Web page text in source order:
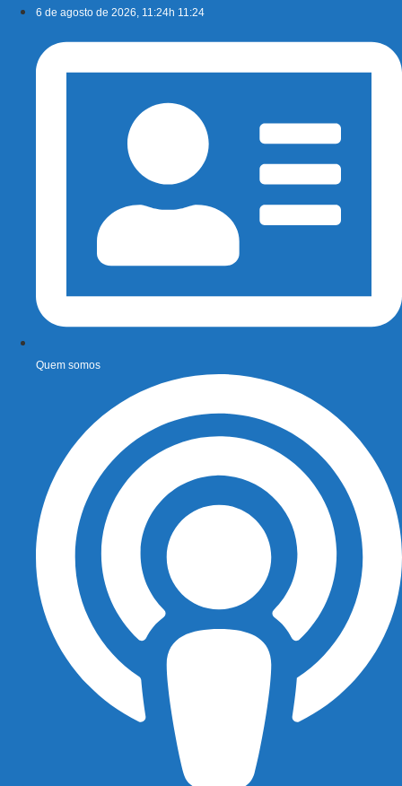
conteúdo
6 de agosto de 2026, 11:24h 11:24
Quem somos